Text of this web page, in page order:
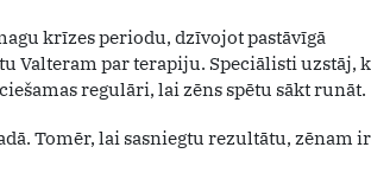
krīzes periodu, dzīvojot pastāvīgā
Valteram par terapiju. Speciālisti uzstāj,
regulāri, lai zēns spētu sākt runāt.
Tomēr, lai sasniegtu rezultātu, zēnam ir